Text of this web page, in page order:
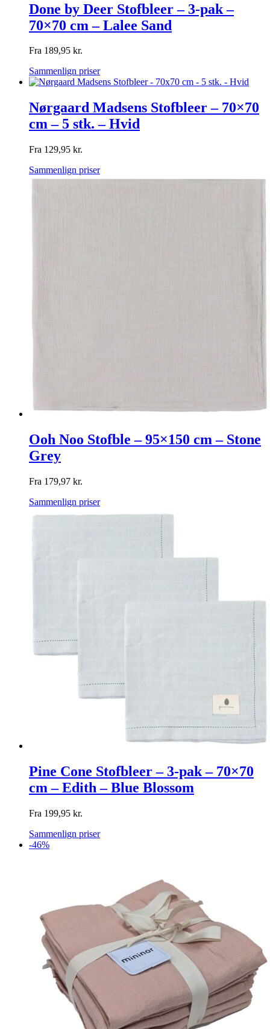
Done by Deer Stofbleer – 3-pak –
70×70 cm – Lalee Sand
Fra 189,95 kr.
Sammenlign priser
Nørgaard Madsens Stofbleer – 70×70
cm – 5 stk. – Hvid
Fra 129,95 kr.
Sammenlign priser
Ooh Noo Stofble – 95×150 cm – Stone
Grey
Fra 179,97 kr.
Sammenlign priser
Pine Cone Stofbleer – 3-pak – 70×70
cm – Edith – Blue Blossom
Fra 199,95 kr.
Sammenlign priser
-46%